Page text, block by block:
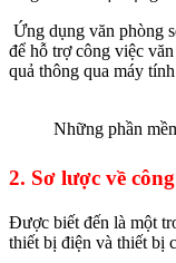
Ứng dụng văn phòng
để hỗ trợ công việc
quả thông qua máy
Những phần
2. Sơ lược về
Được biết đến là một
thiết bị điện và thiết bị